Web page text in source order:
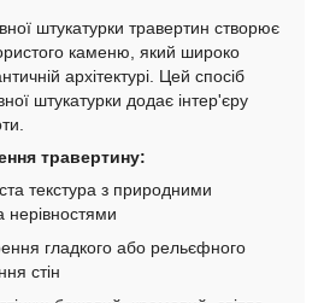
штукатурки травертин створює
каменю, який широко
архітектурі. Цей спосіб
штукатурки додає інтер'єру
травертину:
текстура з природними
нерівностями
гладкого або рельєфного
стін